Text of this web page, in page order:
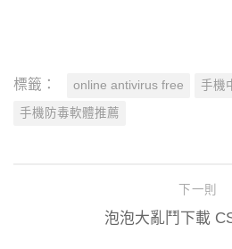
標籤： online antivirus free 手機
手機防毒軟體推薦
下一則
泡泡大亂鬥下載